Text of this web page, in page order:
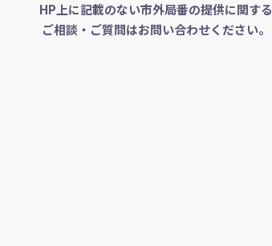
HP上に記載のない市外局番の提供に関する
ご相談・ご質問はお問い合わせください。